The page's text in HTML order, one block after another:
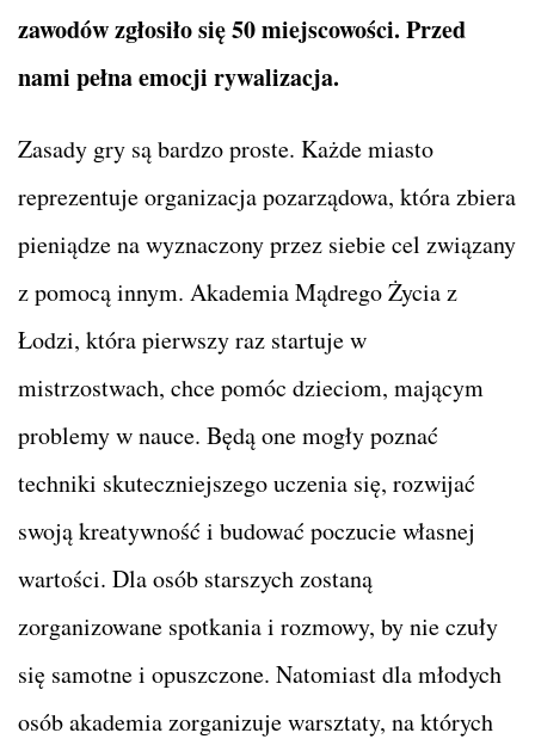
zawodów zgłosiło się 50 miejscowości. Przed
nami pełna emocji rywalizacja.
Zasady gry są bardzo proste. Każde miasto
reprezentuje organizacja pozarządowa, która zbiera
pieniądze na wyznaczony przez siebie cel związany
z pomocą innym. Akademia Mądrego Życia z
Łodzi, która pierwszy raz startuje w
mistrzostwach, chce pomóc dzieciom, mającym
problemy w nauce. Będą one mogły poznać
techniki skuteczniejszego uczenia się, rozwijać
swoją kreatywność i budować poczucie własnej
wartości. Dla osób starszych zostaną
zorganizowane spotkania i rozmowy, by nie czuły
się samotne i opuszczone. Natomiast dla młodych
osób akademia zorganizuje warsztaty, na których